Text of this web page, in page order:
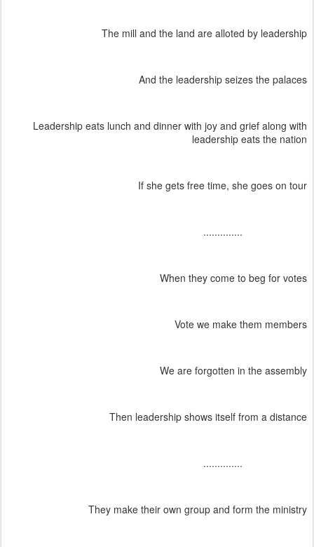
The mill and the land are alloted by leadership
And the leadership seizes the palaces
Leadership eats lunch and dinner with joy and grief along with
leadership eats the nation
If she gets free time, she goes on tour
..............
When they come to beg for votes
Vote we make them members
We are forgotten in the assembly
Then leadership shows itself from a distance
..............
They make their own group and form the ministry